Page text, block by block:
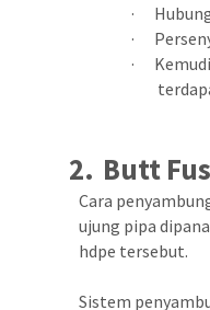
·
·
·
2. Butt
Cara
ujung pipa
hdpe tersebut.
Sistem